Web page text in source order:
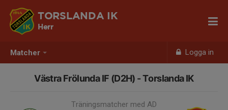
Matcher Logga in
TORSLANDA IK
Herr
Västra Frölunda IF (D2H) - Torslanda IK
Träningsmatcher med AD